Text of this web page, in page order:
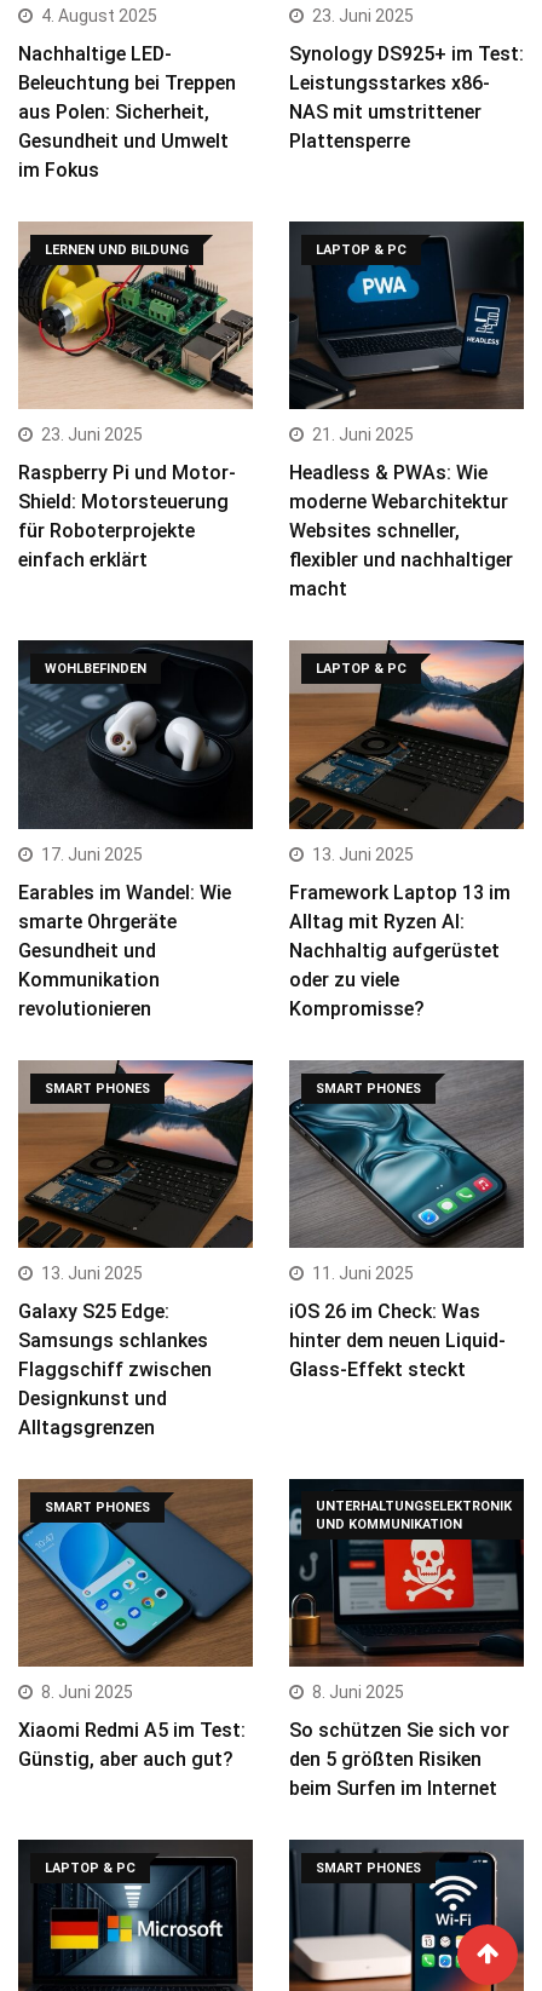
4. August 2025
Nachhaltige LED-
Beleuchtung bei Treppen
aus Polen: Sicherheit,
Gesundheit und Umwelt
im Fokus
23. Juni 2025
Synology DS925+ im Test:
Leistungsstarkes x86-
NAS mit umstrittener
Plattensperre
LERNEN UND BILDUNG
23. Juni 2025
Raspberry Pi und Motor-
Shield: Motorsteuerung
für Roboterprojekte
einfach erklärt
LAPTOP & PC
21. Juni 2025
Headless & PWAs: Wie
moderne Webarchitektur
Websites schneller,
flexibler und nachhaltiger
macht
WOHLBEFINDEN
17. Juni 2025
Earables im Wandel: Wie
smarte Ohrgeräte
Gesundheit und
Kommunikation
revolutionieren
LAPTOP & PC
13. Juni 2025
Framework Laptop 13 im
Alltag mit Ryzen AI:
Nachhaltig aufgerüstet
oder zu viele
Kompromisse?
SMART PHONES
13. Juni 2025
Galaxy S25 Edge:
Samsungs schlankes
Flaggschiff zwischen
Designkunst und
Alltagsgrenzen
SMART PHONES
11. Juni 2025
iOS 26 im Check: Was
hinter dem neuen Liquid-
Glass-Effekt steckt
SMART PHONES
8. Juni 2025
Xiaomi Redmi A5 im Test:
Günstig, aber auch gut?
UNTERHALTUNGSELEKTRONIK
UND KOMMUNIKATION
8. Juni 2025
So schützen Sie sich vor
den 5 größten Risiken
beim Surfen im Internet
LAPTOP & PC SMART PHONES